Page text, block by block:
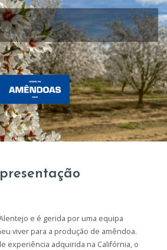
e é gerida por uma equipa
viver para a produção de amêndoa.
experiência adquirida na Califórnia, o